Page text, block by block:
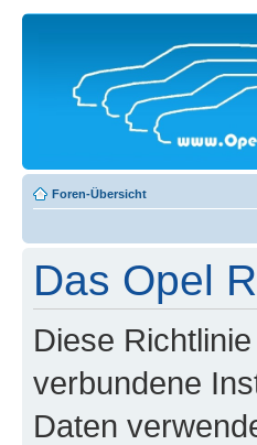
Foren-Übersicht
Das Opel
Diese
verbundene
Daten